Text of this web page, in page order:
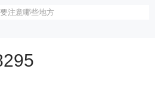
注意哪些地方